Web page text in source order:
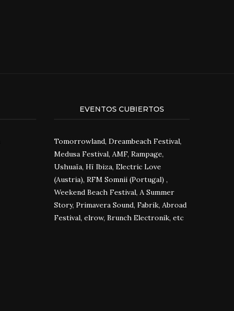
EVENTOS CUBIERTOS
Tomorrowland, Dreambeach Festival,
Medusa Festival, AMF, Rampage,
Ushuaïa, Hï Ibiza, Electric Love
(Austria), RFM Somnii (Portugal) ,
Weekend Beach Festival, A Summer
Story, Primavera Sound, Fabrik, Abroad
Festival, elrow, Brunch Electronik, etc